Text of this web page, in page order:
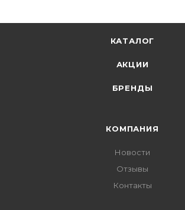
КАТАЛОГ
АКЦИИ
БРЕНДЫ
КОМПАНИЯ
Новости
Отзывы
Контакты